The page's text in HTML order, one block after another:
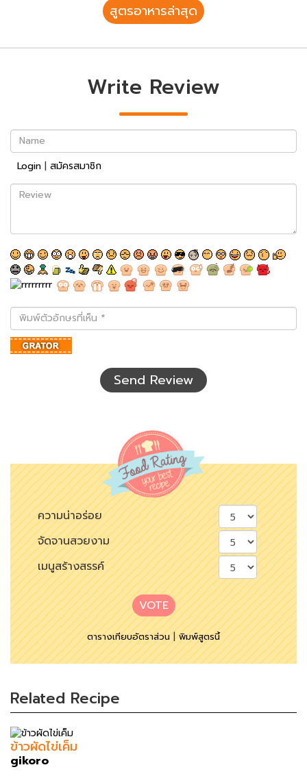
สูตรอาหารล่าสุด
Write Review
Name
Login | สมัครสมาชิก
Review
พิมพ์
ตัว
อักษร
ที่
Send Review
ความน่าอร่อย
จัดจานสวยงาม
เมนูสร้างสรรค์
VOTE
ตารางเทียบอัตราส่วน|พิมพ์สูตรนี้
Related Recipe
ข้าวผัดไข่เค็ม
gikoro